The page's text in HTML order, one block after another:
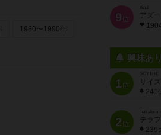
1980〜1990年
9 位
Azul
アズ
興味あ
1位
SCYTHE
サイ
2位
テラ